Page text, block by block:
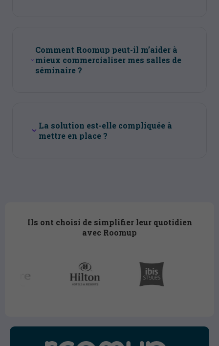
Comment Roomup peut-il m’aider à
mieux commercialiser mes salles de
séminaire ?
La solution est-elle compliquée à
mettre en place ?
Ils ont choisi de simplifier leur quotidien
avec Roomup